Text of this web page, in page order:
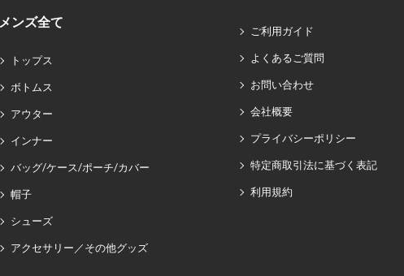
メンズ全て
トップス
ボトムス
アウター
インナー
バッグ/ケース/ポーチ/カバー
帽子
シューズ
アクセサリー／その他グッズ
ご利用ガイド
よくあるご質問
お問い合わせ
会社概要
プライバシーポリシー
特定商取引法に基づく表記
利用規約